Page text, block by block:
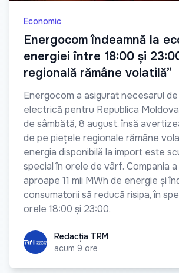
Economic
Energocom îndeamnă la
energiei între 18:00 și
regională rămâne volatilă”
Energocom a asigurat necesarul
electrică pentru Republica
de sâmbătă, 8 august, însă
de pe piețele regionale rămâne
energia disponibilă la import este
special în orele de vârf. Compania
aproape 11 mii MWh de energie și
consumatorii să reducă risipa, în
orele 18:00 și 23:00.
Redacția TRM
Redacția TRM
acum 9 ore